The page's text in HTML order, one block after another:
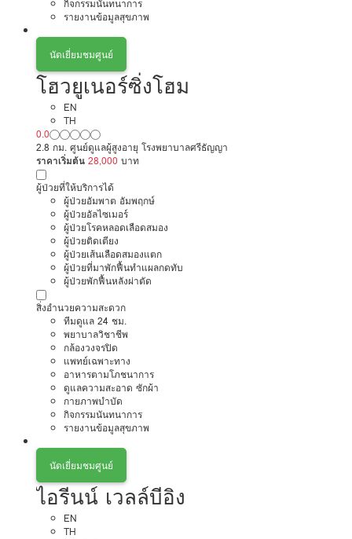
กิจกรรมนันทนาการ
รายงานข้อมูลสุขภาพ
นัดเยี่ยมชมศูนย์
โฮวยูเนอร์ซิ่งโฮม
EN
TH
0.0
2.8 กม. ศูนย์ดูแลผู้สูงอายุ โรงพยาบาลศรีธัญญา
ราคาเริ่มต้น 28,000 บาท
ผู้ป่วยที่ให้บริการได้
ผู้ป่วยอัมพาต อัมพฤกษ์
ผู้ป่วยอัลไซเมอร์
ผู้ป่วยโรคหลอดเลือดสมอง
ผู้ป่วยติดเตียง
ผู้ป่วยเส้นเลือดสมองแตก
ผู้ป่วยที่มาพักฟื้นทำแผลกดทับ
ผู้ป่วยพักฟื้นหลังผ่าตัด
สิ่งอำนวยความสะดวก
ทีมดูแล 24 ชม.
พยาบาลวิชาชีพ
กล้องวงจรปิด
แพทย์เฉพาะทาง
อาหารตามโภชนาการ
ดูแลความสะอาด ซักผ้า
กายภาพบำบัด
กิจกรรมนันทนาการ
รายงานข้อมูลสุขภาพ
นัดเยี่ยมชมศูนย์
ไอรีนน์ เวลล์บีอิง
EN
TH